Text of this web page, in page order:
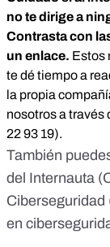
no te dirige a
Contrasta con
un enlace. Estos
te dé tiempo a
la propia
nosotros a través
22 93 19).
También
del Internauta
Ciberseguridad
en